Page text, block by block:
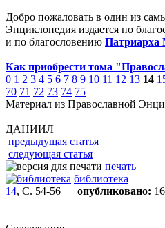
Добро пожаловать в один из
Энциклопедия издается по
и по благословению Патриарха
Как приобрести тома
0 1 2 3 4 5 6 7 8 9 10 11 12 13 14
70 71 72 73 74 75
Материал из Православной
ДАНИИЛ
предыдущая статья
следующая статья
печать
библиотека
14, С. 54-56 опубликовано: